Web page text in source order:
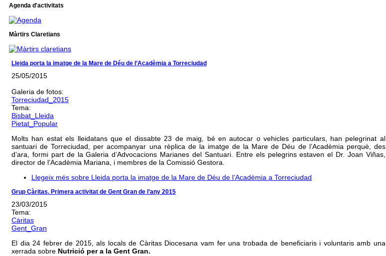
Agenda d'activitats
Màrtirs Claretians
Lleida porta la imatge de la Mare de Déu de l’Acadèmia a Torreciudad
25/05/2015
Galeria de fotos:
Torreciudad_2015
Tema:
Bisbat_Lleida
Pietat_Popular
Molts han estat els lleidatans que el dissabte 23 de maig, bé en autocar o vehicles particulars, han pelegrinat al
santuari de Torreciudad, per acompanyar una rèplica de la imatge de la Mare de Déu de l’Acadèmia perquè, des
d’ara, formi part de la Galeria d’Advocacions Marianes del Santuari. Entre els pelegrins estaven el Dr. Joan Viñas,
director de l’Acadèmia Mariana, i membres de la Comissió Gestora.
Llegeix més sobre Lleida porta la imatge de la Mare de Déu de l’Acadèmia a Torreciudad
Grup Càritas. Primera activitat de Gent Gran de l’any 2015
23/03/2015
Tema:
Càritas
Gent_Gran
El dia 24 febrer de 2015, als locals de Càritas Diocesana vam fer una trobada de beneficiaris i voluntaris amb una
xerrada sobre Nutrició per a la Gent Gran.